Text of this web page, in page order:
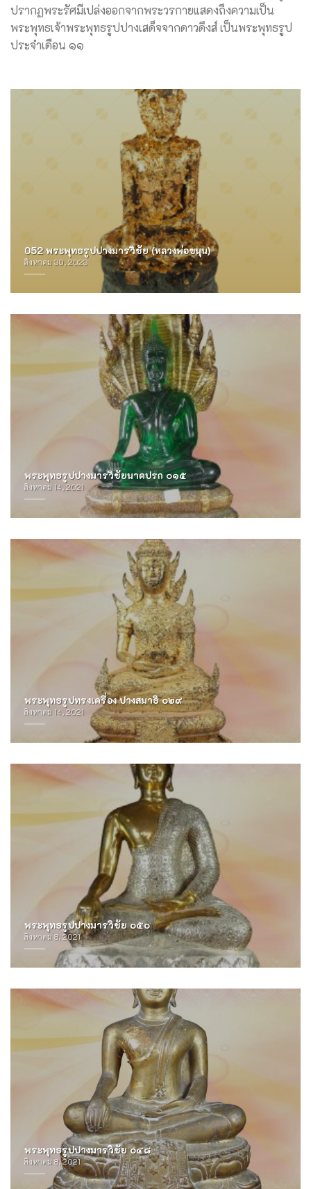
ปรากฏพระรัศมีเปล่งออกจากพระวรกายแสดงถึงความเป็น
พระพุทธเจ้าพระพุทธรูปปางเสด็จจากดาวดึงส์ เป็นพระพุทธรูป
ประจำเดือน ๑๑
052 พระพุทธรูปปางมารวิชัย (หลวงพ่อขนุน)
สิงหาคม 30, 2023
พระพุทธรูปปางมารวิชัยนาคปรก ๐๑๕
สิงหาคม 14, 2021
พระพุทธรูปทรงเครื่อง ปางสมาธิ ๐๒๙
สิงหาคม 14, 2021
พระพุทธรูปปางมารวิชัย ๐๕๐
สิงหาคม 8, 2021
พระพุทธรูปปางมารวิชัย ๐๔๘
สิงหาคม 8, 2021